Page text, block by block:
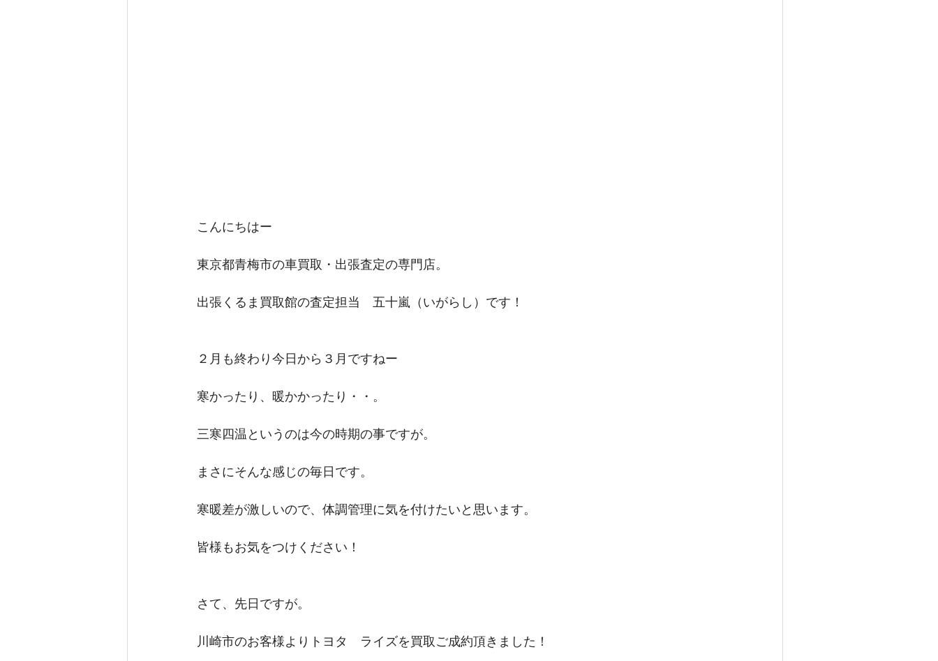
こんにちはー
東京都青梅市の車買取・出張査定の専門店。
出張くるま買取館の査定担当　五十嵐（いがらし）です！
２月も終わり今日から３月ですねー
寒かったり、暖かかったり・・。
三寒四温というのは今の時期の事ですが。
まさにそんな感じの毎日です。
寒暖差が激しいので、体調管理に気を付けたいと思います。
皆様もお気をつけください！
さて、先日ですが。
川崎市のお客様よりトヨタ　ライズを買取ご成約頂きました！